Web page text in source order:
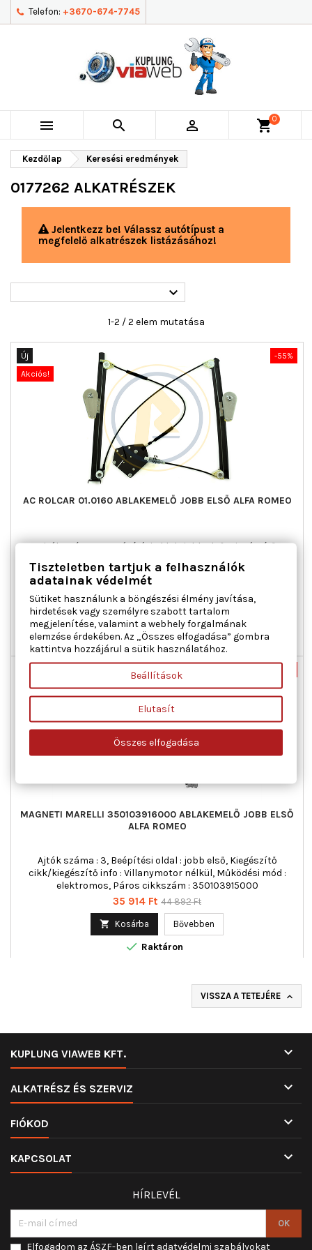
Telefon: +3670-674-7745
   shopping_cart0
Kezdőlap Keresési eredmények
0177262 ALKATRÉSZEK
Jelentkezz be! Válassz autótípust a
megfelelő alkatrészek listázásához!

1-2 / 2 elem mutatása
-55%
Új
Akciós!
AC ROLCAR 01.0160 ABLAKEMELŐ JOBB ELSŐ ALFA ROMEO
Ajtók száma : 2, Beépítési oldal : jobb első, Kiegészítő
cikk/kiegészítő info : Villanymotor nélkül, Kombinált kapcsoló
funkció : komfort funkcióval, Működési mód : elektromos,
Tömeg [kg] : 1,400
Ár
25 695 FtNormál
ár
57 100 Ft
 Kosárba Bővebben
Raktáron
Akciós!
MAGNETI MARELLI 350103916000 ABLAKEMELŐ JOBB ELSŐ
ALFA ROMEO
Ajtók száma : 3, Beépítési oldal : jobb első, Kiegészítő
cikk/kiegészítő info : Villanymotor nélkül, Működési mód :
elektromos, Páros cikkszám : 350103915000
Ár
35 914 Ft Normál
44 892 Ft
 Kosárba Bővebben
 Raktáron
VISSZA A TETEJÉRE 
KUPLUNG VIAWEB KFT. 
ALKATRÉSZ ÉS SZERVIZ 
FIÓKOD 
KAPCSOLAT 
HÍRLEVÉL
Elfogadom az ÁSZF-ben leírt adatvédelmi szabályokat
Tiszteletben tartjuk a felhasználók
adatainak védelmét
Sütiket használunk a böngészési élmény javítása,
hirdetések vagy személyre szabott tartalom
megjelenítése, valamint a webhely forgalmának
elemzése érdekében. Az „Összes elfogadása” gombra
kattintva hozzájárul a sütik használatához.
Beállítások
Elutasít
Összes elfogadása